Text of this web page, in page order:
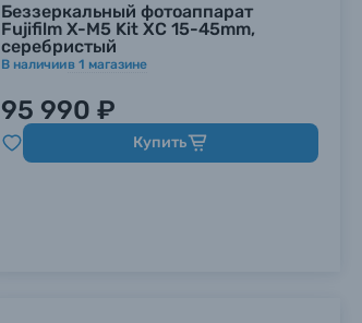
Беззеркальный фотоаппарат
Fujifilm X-M5 Kit XC 15-45mm,
серебристый
В наличиив1 магазине
95 990 ₽
Купить